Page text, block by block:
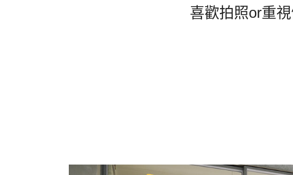
喜歡拍照or重